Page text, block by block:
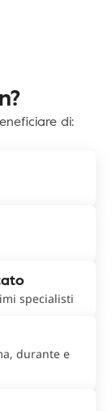
di:
specialisti
durante e